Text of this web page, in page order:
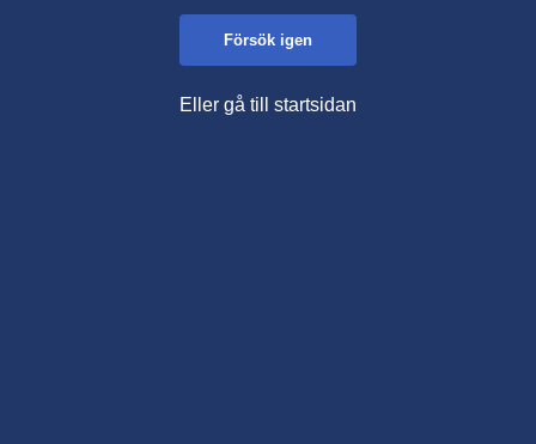
Försök igen
Eller gå till startsidan